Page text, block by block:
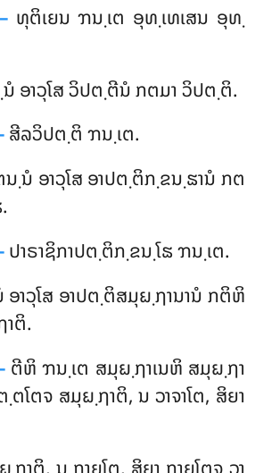
ທຸຕິເຍນ ຠນ຺ເຕ ອຸທ຺ເທເສນ ອຸທ຺
ອາວຸໂສ ວິປຕ຺ຕີນໍ ກຕມາ ວິປຕ຺ຕິ.
ສີລວິປຕ຺ຕິ ຠນ຺ເຕ.
ນໍ ອາວຸໂສ ອາປຕ຺ຕິກ຺ຂນ຺ຘານໍ ກຕ
ປາຣາຊິກາປຕ຺ຕິກ຺ຂນ຺ໂຘ ຠນ຺ເຕ.
າວຸໂສ ອາປຕ຺ຕິສມຸຏ຺ຐານານໍ ກຕິຫິ
ຕິ.
ຕີຫິ ຠນ຺ເຕ ສມຸຏ຺ຐາເນຫິ ສມຸຏ຺ຐາ
ຕໂຕຈ ສມຸຏ຺ຐາຕິ, ນ ວາຈາໂຕ, ສິຍາ